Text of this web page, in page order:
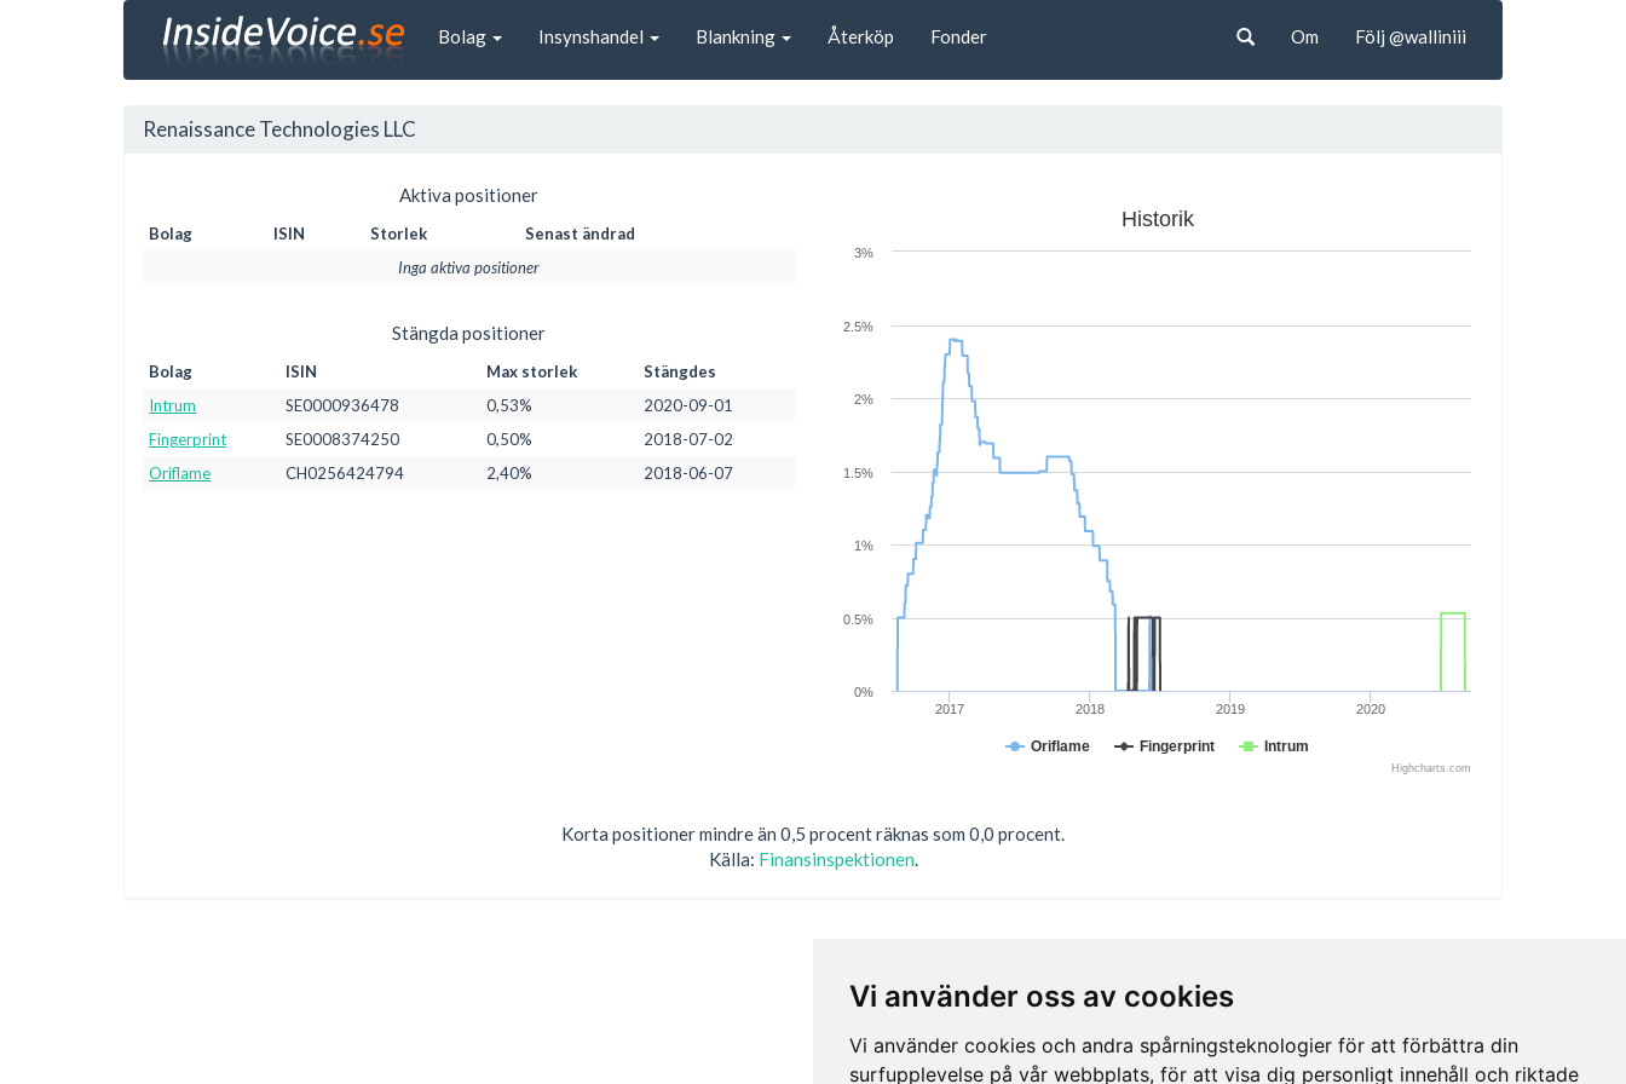
Vi använder oss av cookies
Vi använder cookies och andra spårningsteknologier för att förbättra din
surfupplevelse på vår webbplats, för att visa dig personligt innehåll och riktade
Bolag Insynshandel Blankning Återköp Fonder Om Följ @walliniii
Renaissance Technologies LLC
Aktiva positioner
Bolag ISIN Storlek
Senast ändrad
Inga aktiva positioner
Stängda positioner
Bolag ISIN Max storlek
Stängdes
Intrum
SE0000936478 0,53%
2020-09-01
Fingerprint
SE0008374250 0,50%
2018-07-02
Oriflame
CH0256424794 2,40% 2018-06-07
Historik
Oriflame Fingerprint Intrum
2017 2018 2019 2020
0%
0.5%
1%
1.5%
2%
2.5%
3%
Highcharts.com
Korta positioner mindre än 0,5 procent räknas som 0,0 procent.
Källa: Finansinspektionen.